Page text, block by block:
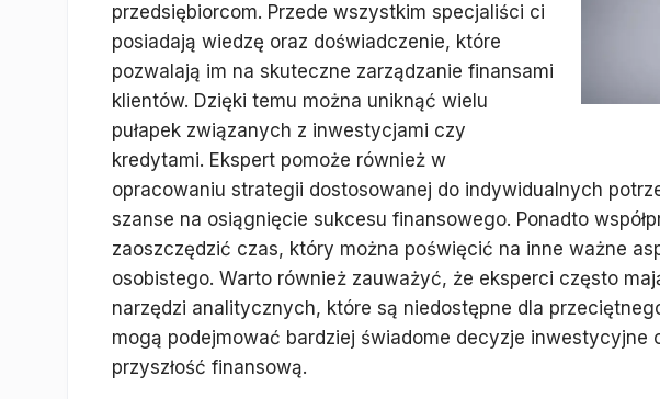
przedsiębiorcom. Przede wszystkim specjaliści ci
posiadają wiedzę oraz doświadczenie, które
pozwalają im na skuteczne zarządzanie finansami
klientów. Dzięki temu można uniknąć wielu
pułapek związanych z inwestycjami czy
kredytami. Ekspert pomoże również w
opracowaniu strategii dostosowanej do indywidualnych
szanse na osiągnięcie sukcesu finansowego. Ponadto
zaoszczędzić czas, który można poświęcić na inne ważne
osobistego. Warto również zauważyć, że eksperci często
narzędzi analitycznych, które są niedostępne dla
mogą podejmować bardziej świadome decyzje inwestycyjne
przyszłość finansową.